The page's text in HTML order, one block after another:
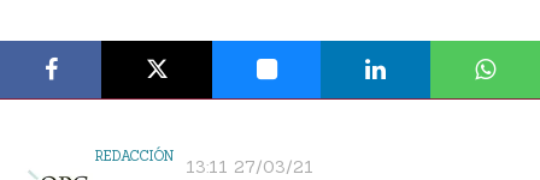
REDACCIÓN 13:11 27/03/21